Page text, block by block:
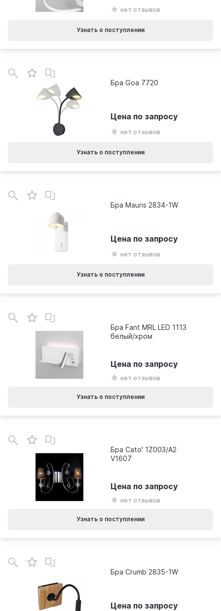
нет отзывов
Узнать о поступлении
Бра Goa 7720
нет отзывов
Цена по запросу
Узнать о поступлении
Бра Mauris 2834-1W
нет отзывов
Цена по запросу
Узнать о поступлении
Бра Fant MRL LED 1113
белый/хром
нет отзывов
Цена по запросу
Узнать о поступлении
Бра Cato' 1Z003/A2
V1607
нет отзывов
Цена по запросу
Узнать о поступлении
Бра Crumb 2835-1W
Цена по запросу